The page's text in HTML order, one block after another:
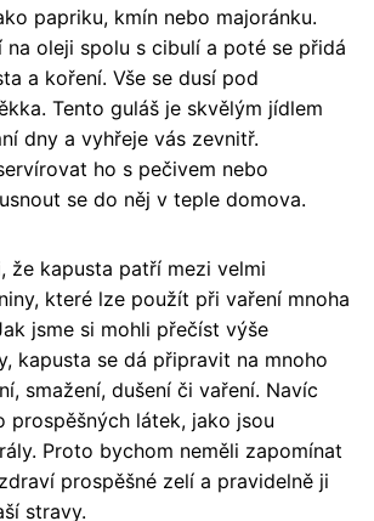
papriku, kmín nebo majoránku.
na oleji spolu s cibulí a poté se přidá
a koření. Vše se dusí pod
Tento guláš je skvělým jídlem
dny a vyhřeje vás zevnitř.
ho s pečivem nebo
se do něj v teple domova.
že kapusta patří mezi velmi
které lze použít při vaření mnoha
jsme si mohli přečíst výše
kapusta se dá připravit na mnoho
smažení, dušení či vaření. Navíc
prospěšných látek, jako jsou
Proto bychom neměli zapomínat
prospěšné zelí a pravidelně ji
stravy.